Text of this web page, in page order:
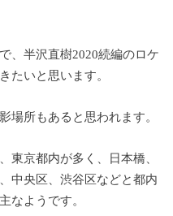
、半沢直樹2020続編のロケ
たいと思います。
場所もあると思われます。
東京都内が多く、日本橋、
中央区、渋谷区などと都内
なようです。